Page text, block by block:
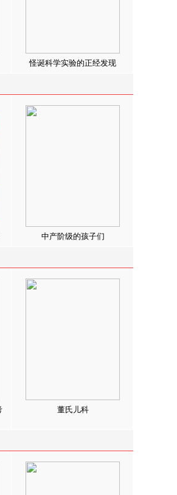
怪诞科学实验的正经发现
中产阶级的孩子们
董氏儿科